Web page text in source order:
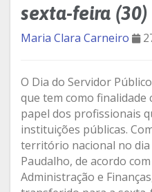
sexta-feira (30)
Maria Clara Carneiro
O Dia do Servidor
que tem como finalidade
papel dos profissionais
instituições públicas.
território nacional no
Paudalho, de acordo
Administração e